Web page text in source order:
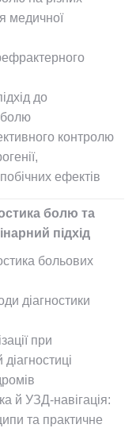
медичної
до
болю
контролю
ефектів
болю та
підхід
больових
діагностики
при
й УЗД-навігація:
та практичне